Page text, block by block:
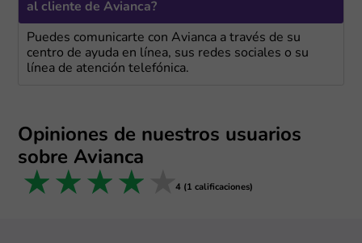
al cliente de Avianca?
Puedes comunicarte con Avianca a través de su
centro de ayuda en línea, sus redes sociales o su
línea de atención telefónica.
Opiniones de nuestros usuarios
sobre Avianca
5 stars
4 stars
3 stars
2 stars
1 star 4 (1 calificaciones)